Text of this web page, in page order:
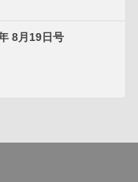
8月19日号